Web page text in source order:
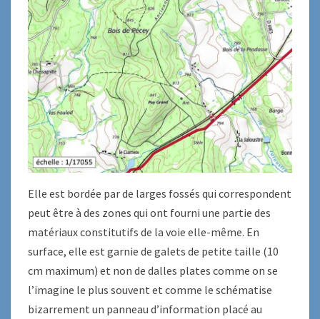
Elle est bordée par de larges fossés qui correspondent
peut être à des zones qui ont fourni une partie des
matériaux constitutifs de la voie elle-même. En
surface, elle est garnie de galets de petite taille (10
cm maximum) et non de dalles plates comme on se
l’imagine le plus souvent et comme le schématise
bizarrement un panneau d’information placé au